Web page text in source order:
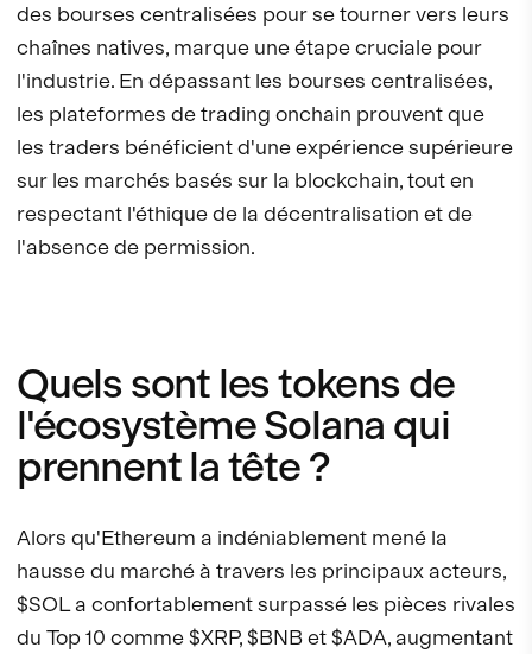
des bourses centralisées pour se tourner vers leurs
chaînes natives, marque une étape cruciale pour
l'industrie. En dépassant les bourses centralisées,
les plateformes de trading onchain prouvent que
les traders bénéficient d'une expérience supérieure
sur les marchés basés sur la blockchain, tout en
respectant l'éthique de la décentralisation et de
l'absence de permission.
Quels sont les tokens de
l'écosystème Solana qui
prennent la tête ?
Alors qu'Ethereum a indéniablement mené la
hausse du marché à travers les principaux acteurs,
$SOL a confortablement surpassé les pièces rivales
du Top 10 comme $XRP, $BNB et $ADA, augmentant